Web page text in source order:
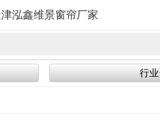
泓鑫维景窗帘厂家
行